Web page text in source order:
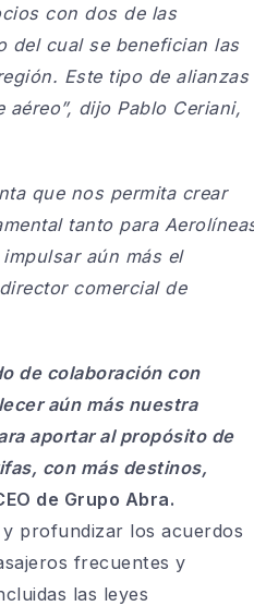
con dos de las
del cual se benefician las
Este tipo de alianzas
dijo Pablo Ceriani,
que nos permita crear
tanto para
aún más el
comercial de
de colaboración con
aún más nuestra
aportar al propósito de
con más destinos,
de Grupo Abra.
profundizar los acuerdos
frecuentes y
las leyes